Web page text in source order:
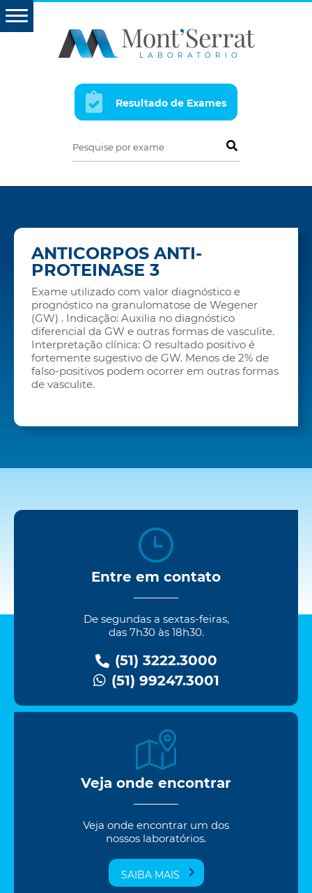
Resultado de Exames
Pesquise por exame
ANTICORPOS ANTI-
PROTEINASE 3
Exame utilizado com valor diagnóstico e
prognóstico na granulomatose de Wegener
(GW) . Indicação: Auxilia no diagnóstico
diferencial da GW e outras formas de vasculite.
Interpretação clínica: O resultado positivo é
fortemente sugestivo de GW. Menos de 2% de
falso-positivos podem ocorrer em outras formas
de vasculite.
Entre em contato
De segundas a sextas-feiras,
das 7h30 às 18h30.
(51) 3222.3000
(51) 99247.3001
Veja onde encontrar
Veja onde encontrar um dos
nossos laboratórios.
SAIBA MAIS